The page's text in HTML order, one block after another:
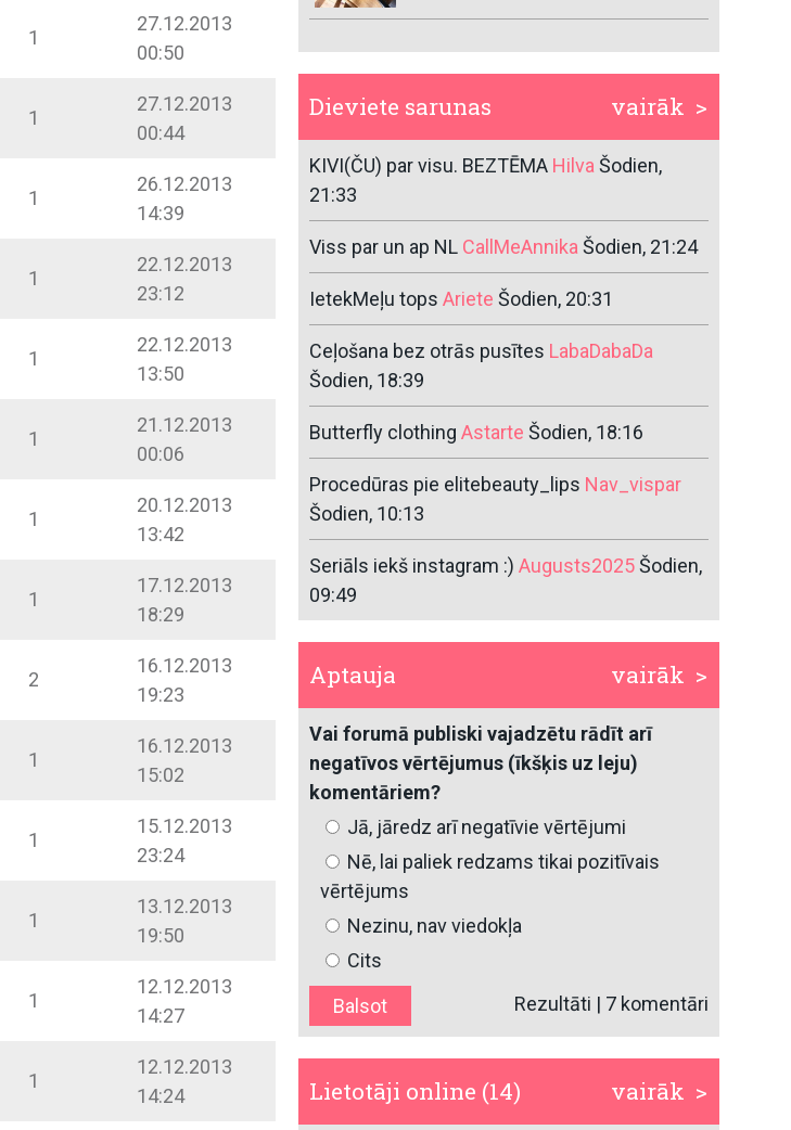
1
27.12.2013
00:50
1
27.12.2013
00:44
1
26.12.2013
14:39
1
22.12.2013
23:12
1
22.12.2013
13:50
1
21.12.2013
00:06
1
20.12.2013
13:42
1
17.12.2013
18:29
2
16.12.2013
19:23
1
16.12.2013
15:02
1
15.12.2013
23:24
1
13.12.2013
19:50
1
12.12.2013
14:27
1
12.12.2013
14:24
vairāk >
Dieviete sarunas
KIVI(ČU) par visu. BEZTĒMA HilvaŠodien,
21:33
Viss par un ap NL CallMeAnnikaŠodien, 21:24
IetekMeļu tops Ariete Šodien, 20:31
Ceļošana bez otrās pusītes LabaDabaDa
Šodien, 18:39
Butterfly clothing Astarte Šodien, 18:16
Procedūras pie elitebeauty_lips Nav_vispar
Šodien, 10:13
Seriāls iekš instagram :) Augusts2025Šodien,
09:49
vairāk >
Aptauja
Vai forumā publiski vajadzētu rādīt arī
negatīvos vērtējumus (īkšķis uz leju)
komentāriem?
Jā, jāredz arī negatīvie vērtējumi
Nē, lai paliek redzams tikai pozitīvais
vērtējums
Nezinu, nav viedokļa
Cits
Rezultāti | 7 komentāri
vairāk >
Lietotāji online (14)